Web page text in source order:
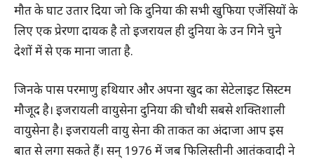
मौत के घाट उतार दिया जो कि दुनिया की सभी खुफिया एजेंसियों के
लिए एक प्रेरणा दायक है तो इजरायल ही दुनिया के उन गिने चुने
देशों में से एक माना जाता है.
जिनके पास परमाणु हथियार और अपना खुद का सेटेलाइट सिस्टम
मौजूद है। इजरायली वायुसेना दुनिया की चौथी सबसे शक्तिशाली
वायुसेना है। इजरायली वायु सेना की ताकत का अंदाजा आप इस
बात से लगा सकते हैं। सन् 1976 में जब फिलिस्तीनी आतंकवादी ने